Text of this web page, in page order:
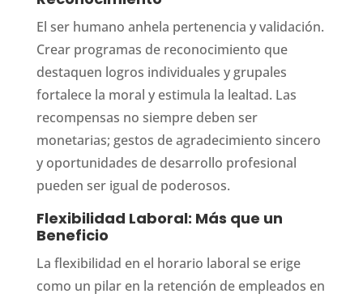
El ser humano anhela pertenencia y validación.
Crear programas de reconocimiento que
destaquen logros individuales y grupales
fortalece la moral y estimula la lealtad. Las
recompensas no siempre deben ser
monetarias; gestos de agradecimiento sincero
y oportunidades de desarrollo profesional
pueden ser igual de poderosos.
Flexibilidad Laboral: Más que un
Beneficio
La flexibilidad en el horario laboral se erige
como un pilar en la retención de empleados en